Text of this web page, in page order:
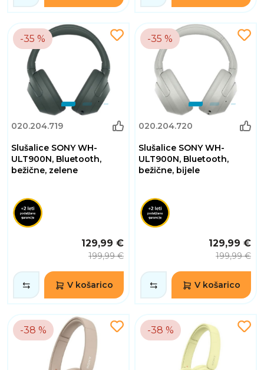
-35 %
020.204.719
Slušalice SONY WH-
ULT900N, Bluetooth,
bežične, zelene
129,99 €
199,99 €
V košarico
-35 %
020.204.720
Slušalice SONY WH-
ULT900N, Bluetooth,
bežične, bijele
129,99 €
199,99 €
V košarico
-38 % -38 %